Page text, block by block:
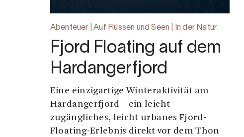
Abenteuer | Auf Flüssen und Seen | In der Natur
Fjord Floating auf dem
Hardangerfjord
Eine einzigartige Winteraktivität am
Hardangerfjord – ein leicht
zugängliches, leicht urbanes Fjord-
Floating-Erlebnis direkt vor dem Thon